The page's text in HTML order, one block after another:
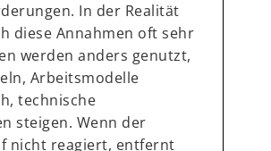
In der Realität
diese Annahmen oft sehr
werden anders genutzt,
Arbeitsmodelle
technische
steigen. Wenn der
nicht reagiert, entfernt